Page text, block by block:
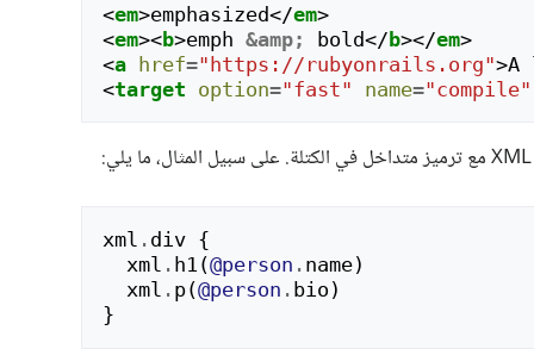
<em>emphasized</em>
<em><b>emph &amp; bold</b></em>
<a href="https://rubyonrails.org">A
<target option="fast" name="compile"
xml . div {
xml . h1 (@person . name)
xml . p(@person . bio )
}